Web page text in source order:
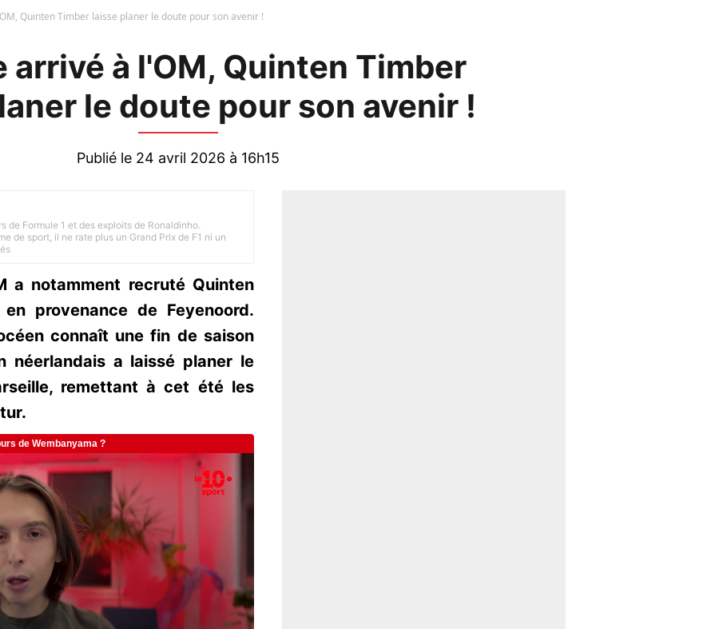
Quinten Timber laisse planer le doute pour son avenir !
arrivé à l'OM, Quinten Timber
le doute pour son avenir !
Publié le 24 avril 2026 à 16h15
de Formule 1 et des exploits de Ronaldinho.
de sport, il ne rate plus un Grand Prix de F1 ni un
a notamment recruté Quinten
provenance de Feyenoord.
connaît une fin de saison
néerlandais a laissé planer le
remettant à cet été les